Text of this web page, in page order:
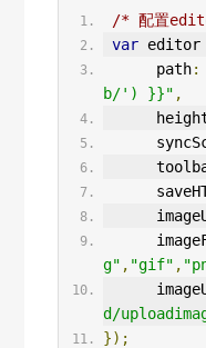
/* 配置
var
      path
:
b/') }}" ,
g" , "gif" ,
d/
});